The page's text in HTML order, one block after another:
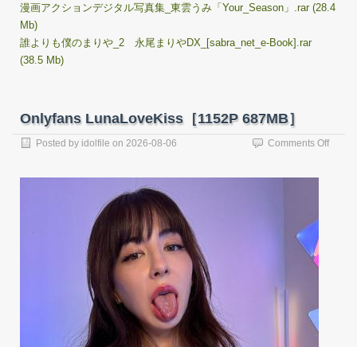
漫画アクションデジタル写真集_東雲うみ「Your_Season」.rar (28.4
Mb)
誰よりも僕のまりや_2 永尾まりやDX_[sabra_net_e-Book].rar
(38.5 Mb)
Onlyfans LunaLoveKiss［1152P 687MB］
Posted by idolfile on 2026-08-06 Comments Offon